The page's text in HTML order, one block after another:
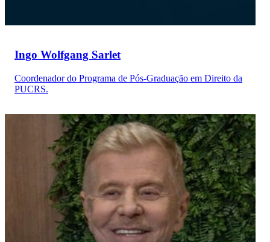
Ingo Wolfgang Sarlet
Coordenador do Programa de Pós-Graduação em Direito da
PUCRS.